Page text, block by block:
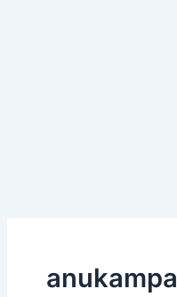
anukampa